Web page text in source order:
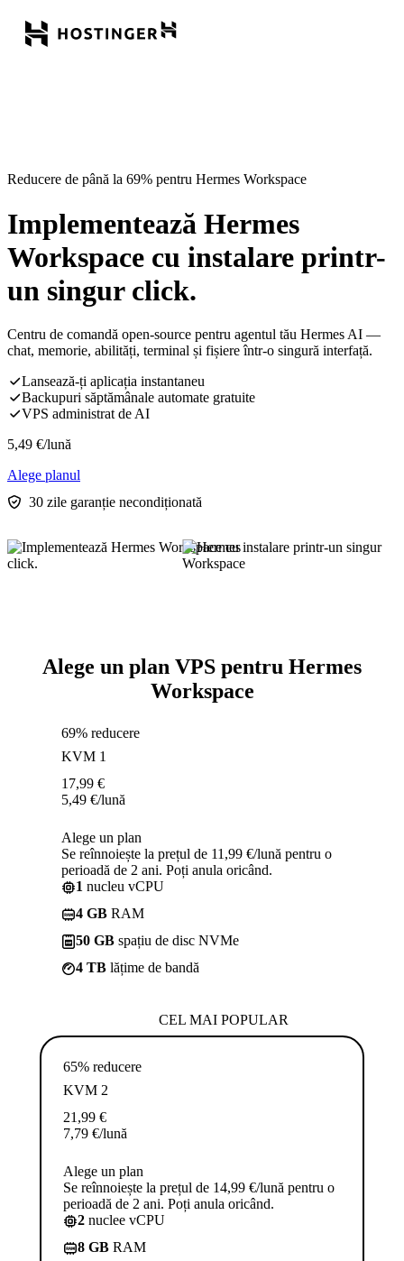
Reducere de până la 69% pentru Hermes Workspace
Implementează Hermes
Workspace cu instalare printr-
un singur click.
Centru de comandă open-source pentru agentul tău Hermes AI —
chat, memorie, abilități, terminal și fișiere într-o singură interfață.
Lansează-ți aplicația instantaneu
Backupuri săptămânale automate gratuite
VPS administrat de AI
5,49 €/lună
Alege planul
30 zile garanție necondiționată
Alege un plan VPS pentru Hermes
Workspace
69% reducere
KVM 1
17,99 €
5,49 €/lună
Alege un plan
Se reînnoiește la prețul de 11,99 €/lună pentru o
perioadă de 2 ani. Poți anula oricând.
1 nucleu vCPU
4 GB RAM
50 GB spațiu de disc NVMe
4 TB lățime de bandă
CEL MAI POPULAR
65% reducere
KVM 2
21,99 €
7,79 €/lună
Alege un plan
Se reînnoiește la prețul de 14,99 €/lună pentru o
perioadă de 2 ani. Poți anula oricând.
2 nuclee vCPU
8 GB RAM